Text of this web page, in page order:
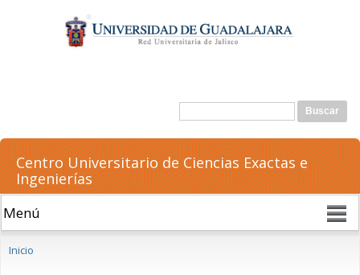
contenido
principal
Formulario de búsqueda
Buscar
Centro Universitario de Ciencias Exactas e
Ingenierías
Inicio